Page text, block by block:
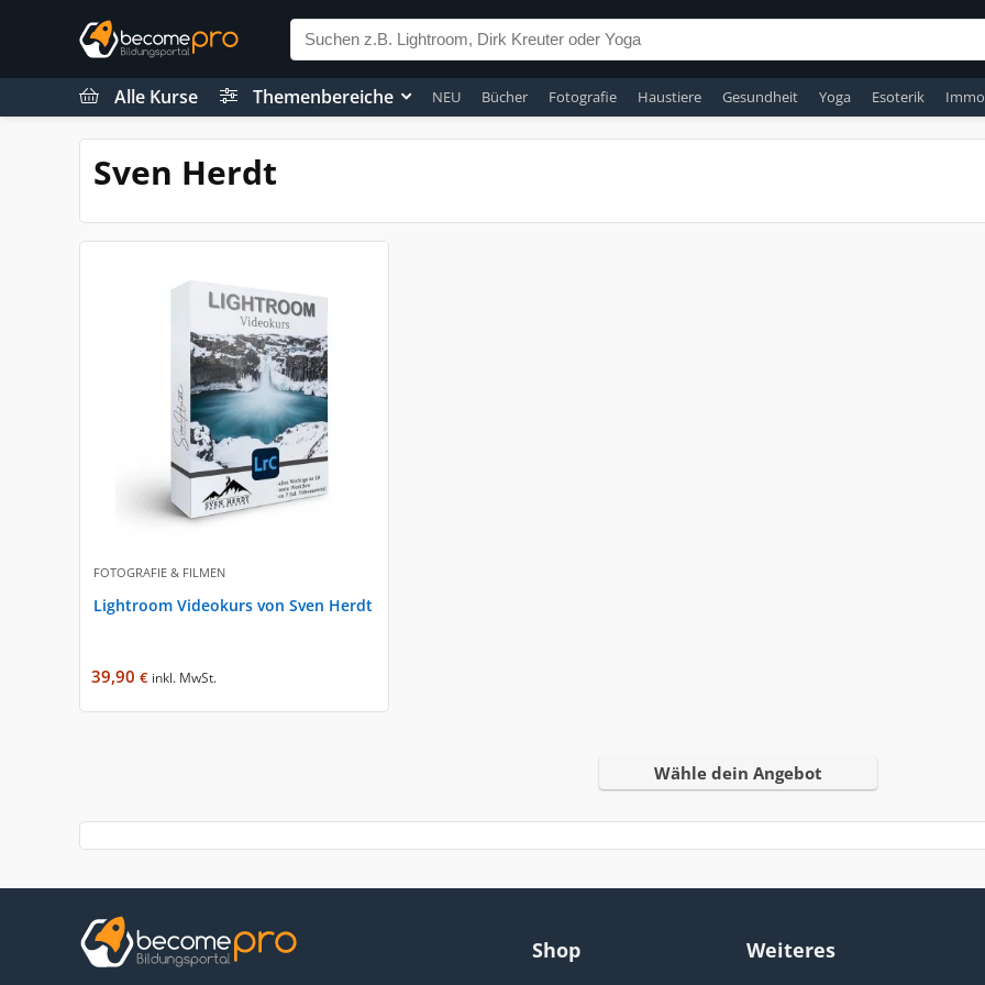
Alle Kurse Themenbereiche NEU Bücher Fotografie Haustiere Gesundheit Yoga Esoterik
Sven Herdt
FOTOGRAFIE & FILMEN
Lightroom Videokurs von Sven Herdt
39,90€ inkl. MwSt.
Wähle dein Angebot
Shop Weiteres